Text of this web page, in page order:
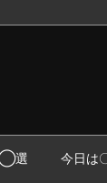
選 今日は